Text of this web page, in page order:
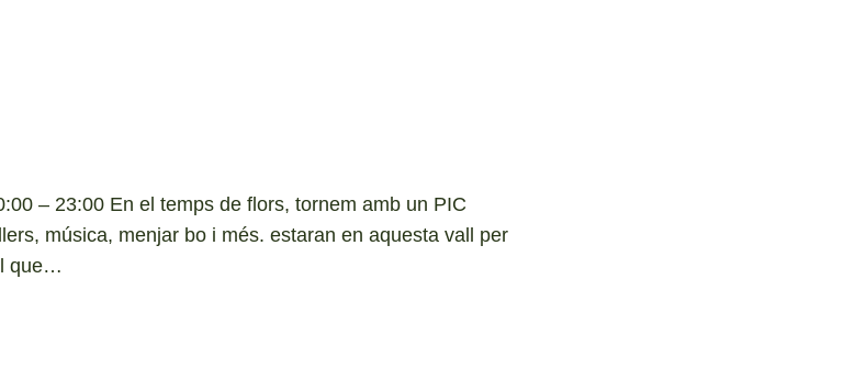
– 23:00 En el temps de flors, tornem amb un PIC
música, menjar bo i més. estaran en aquesta vall per
que…